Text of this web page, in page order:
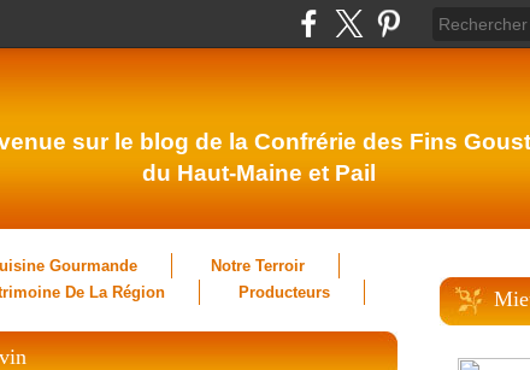
sur le blog de la Confrérie des Fins
du Haut-Maine et Pail
Gourmande
Notre Terroir
De La Région Producteurs